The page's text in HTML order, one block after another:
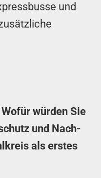
und
würden Sie
und Nach­
als erstes